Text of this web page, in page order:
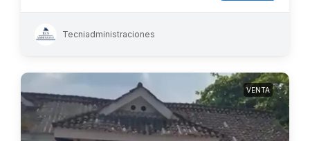
Tecniadministraciones
VENTA